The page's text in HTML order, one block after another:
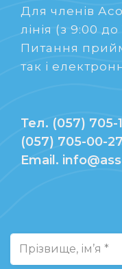
Для членів
лінія (з 9:00
Питання
так і
Тел. (057) 705-
(057) 705-00-27
Email.